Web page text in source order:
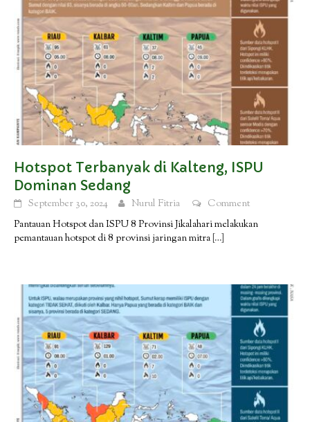
Hotspot Terbanyak di Kalteng, ISPU
Dominan Sedang
September 30, 2024 Nurul Fitria
Comment
Pantauan Hotspot dan ISPU 8 Provinsi Jikalahari melakukan
pemantauan hotspot di 8 provinsi jaringan mitra […]